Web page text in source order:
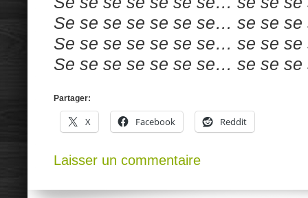
Se se se se se se se… se se
Se se se se se se se… se se
Se se se se se se se… se se
Partager:
X Facebook Reddit
Laisser un commentaire